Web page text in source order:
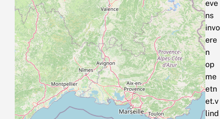
eve
ns
invo
ere
n
op
me
etn
et.v
lind